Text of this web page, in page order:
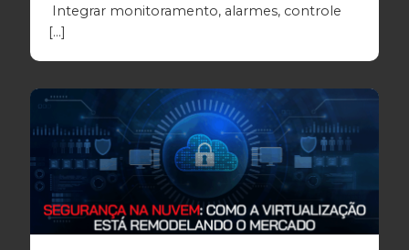
Integrar monitoramento, alarmes, controle
[…]